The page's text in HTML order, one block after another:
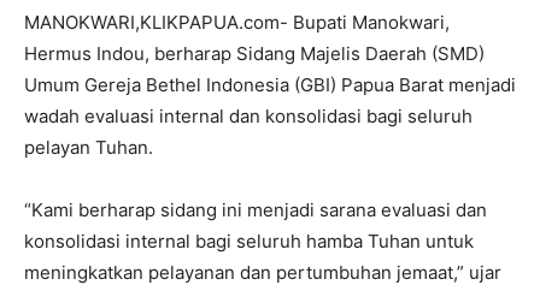
MANOKWARI,KLIKPAPUA.com- Bupati Manokwari,
Hermus Indou, berharap Sidang Majelis Daerah (SMD)
Umum Gereja Bethel Indonesia (GBI) Papua Barat menjadi
wadah evaluasi internal dan konsolidasi bagi seluruh
pelayan Tuhan.
“Kami berharap sidang ini menjadi sarana evaluasi dan
konsolidasi internal bagi seluruh hamba Tuhan untuk
meningkatkan pelayanan dan pertumbuhan jemaat,” ujar